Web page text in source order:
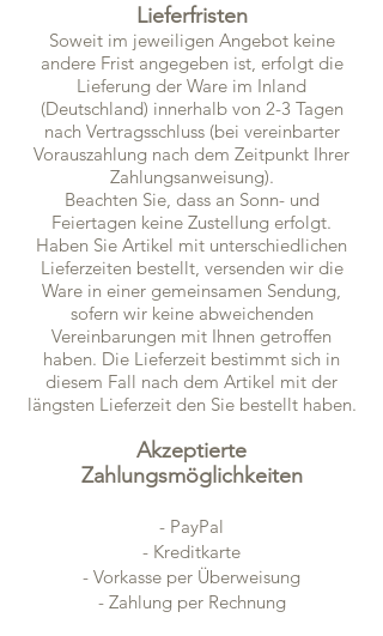
Lieferfristen
Soweit im jeweiligen Angebot keine
andere Frist angegeben ist, erfolgt die
Lieferung der Ware im Inland
(Deutschland) innerhalb von 2-3 Tagen
nach Vertragsschluss (bei vereinbarter
Vorauszahlung nach dem Zeitpunkt Ihrer
Zahlungsanweisung).
Beachten Sie, dass an Sonn- und
Feiertagen keine Zustellung erfolgt.
Haben Sie Artikel mit unterschiedlichen
Lieferzeiten bestellt, versenden wir die
Ware in einer gemeinsamen Sendung,
sofern wir keine abweichenden
Vereinbarungen mit Ihnen getroffen
haben. Die Lieferzeit bestimmt sich in
diesem Fall nach dem Artikel mit der
längsten Lieferzeit den Sie bestellt haben.
Akzeptierte
Zahlungsmöglichkeiten
- PayPal
- Kreditkarte
- Vorkasse per Überweisung
- Zahlung per Rechnung